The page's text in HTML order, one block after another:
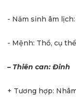
- Năm sinh âm
- Mệnh: Thổ, cụ
– Thiên can: Đinh
+ Tương hợp: